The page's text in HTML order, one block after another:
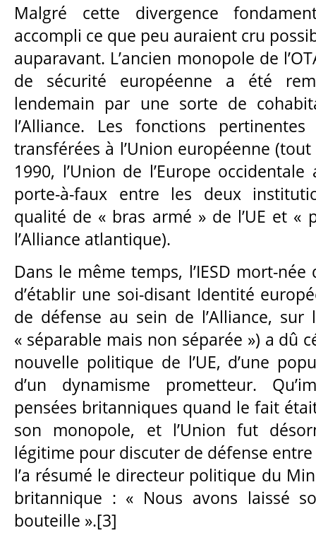
Malgré cette divergence
accompli ce que peu auraient cru
auparavant. L’ancien monopole de
de sécurité européenne a été
lendemain par une sorte de
l’Alliance. Les fonctions
transférées à l’Union européenne
1990, l’Union de l’Europe
porte-à-faux entre les deux
qualité de « bras armé » de l’UE et «
l’Alliance atlantique).
Dans le même temps, l’IESD mort-née
d’établir une soi-disant Identité
de défense au sein de l’Alliance,
« séparable mais non séparée ») a dû
nouvelle politique de l’UE, d’une
d’un dynamisme prometteur.
pensées britanniques quand le fait
son monopole, et l’Union fut
légitime pour discuter de défense
l’a résumé le directeur politique du
britannique : « Nous avons laissé
bouteille ».[3]